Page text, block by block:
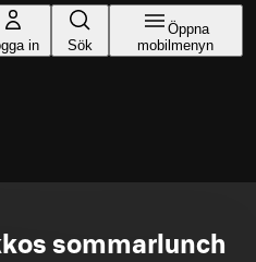
in Sök
Öppna
mobilmenyn
sommarlunch